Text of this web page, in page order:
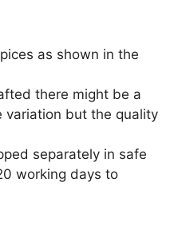
as shown in the
there might be a
variation but the quality
separately in safe
working days to